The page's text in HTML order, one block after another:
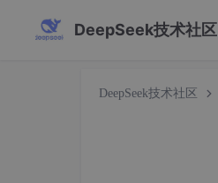
DeepSeek技术社区
DeepSeek技术社区